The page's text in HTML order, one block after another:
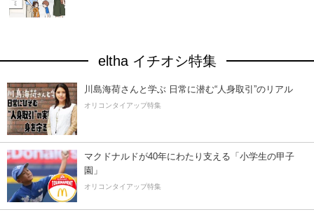
eltha イチオシ特集
川島海荷さんと学ぶ 日常に潜む“人身取引”のリアル
オリコンタイアップ特集
マクドナルドが40年にわたり支える「小学生の甲子
園」
オリコンタイアップ特集